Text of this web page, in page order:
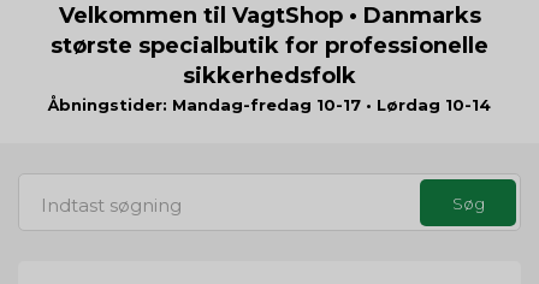
g
a
t
Velkommen til VagtShop • Danmarks
største specialbutik for professionelle
sikkerhedsfolk
Åbningstider: Mandag-fredag 10-17 • Lørdag 10-14